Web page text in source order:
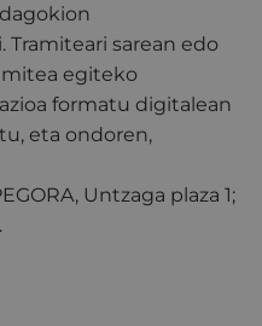
sarean edo
egiteko
formatu digitalean
eta ondoren,
Untzaga plaza 1;